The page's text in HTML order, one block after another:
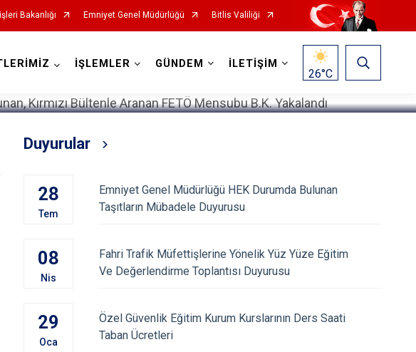
Bakanlığı Emniyet Genel Müdürlüğü Bitlis Valiliği
İŞLEMLER GÜNDEM İLETİŞİM
26°C
Duyurular
28
Tem
Emniyet Genel Müdürlüğü HEK Durumda Bulunan
Taşıtların Mübadele Duyurusu
08
Nis
Fahri Trafik Müfettişlerine Yönelik Yüz Yüze Eğitim
Ve Değerlendirme Toplantısı Duyurusu
29
Oca
Özel Güvenlik Eğitim Kurum Kurslarının Ders Saati
Taban Ücretleri